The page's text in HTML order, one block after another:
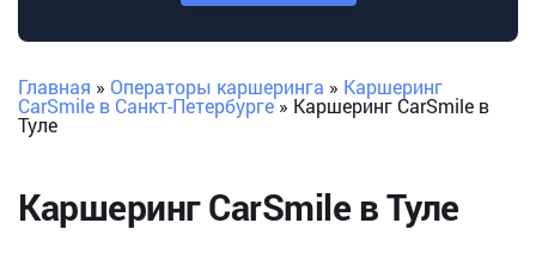
Главная » Операторы каршеринга » Каршеринг
CarSmile в Санкт-Петербурге» Каршеринг CarSmile в
Туле
Каршеринг CarSmile в Туле